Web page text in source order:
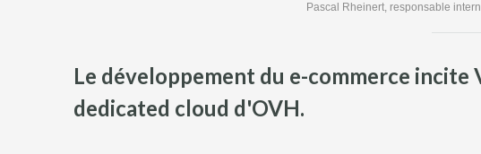
Pascal Rheinert, responsable
Le développement du e-commerce incite
dedicated cloud d'OVH.